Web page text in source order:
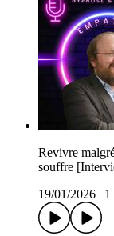
Revivre
souffre
19/01/2026
1